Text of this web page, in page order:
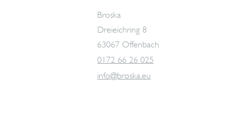
Broska
Dreieichring 8
63067 Offenbach
0172 66 26 025
info@broska.eu